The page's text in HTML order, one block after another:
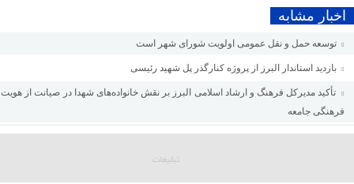
اخبار مشابه
توسعه حمل و نقل عمومی اولویت شورای شهر است
بازدید استاندار البرز از پروژه کنارگذر پل شهید رئیسی
تأکید مدیرکل فرهنگ و ارشاد اسلامی البرز بر نقش خانواده‌های شهدا در صیانت از هویت
فرهنگی جامعه